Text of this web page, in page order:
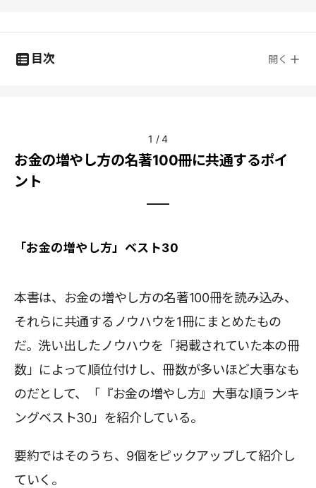
目次 開く
1 /4
お金の増やし方の名著100冊に共通するポイ
ント
「お金の増やし方」ベスト30
本書は、お金の増やし方の名著100冊を読み込み、
それらに共通するノウハウを1冊にまとめたもの
だ。洗い出したノウハウを「掲載されていた本の冊
数」によって順位付けし、冊数が多いほど大事なも
のだとして、「『お金の増やし方』大事な順ランキ
ングベスト30」を紹介している。
要約ではそのうち、9個をピックアップして紹介し
ていく。